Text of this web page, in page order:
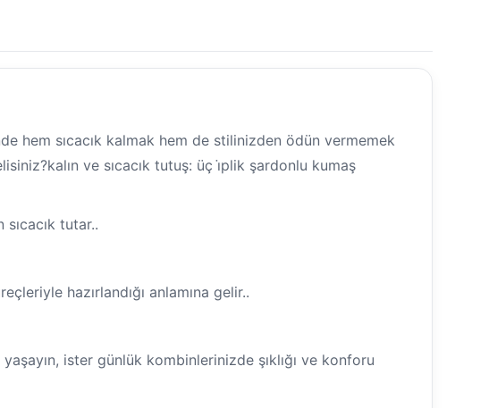
hem sıcacık kalmak hem de stilinizden ödün vermemek
ve sıcacık tutuş: üç i̇plik şardonlu kumaş
tutar..
hazırlandığı anlamına gelir..
ister günlük kombinlerinizde şıklığı ve konforu